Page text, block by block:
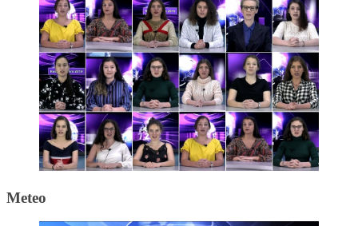
Meteo